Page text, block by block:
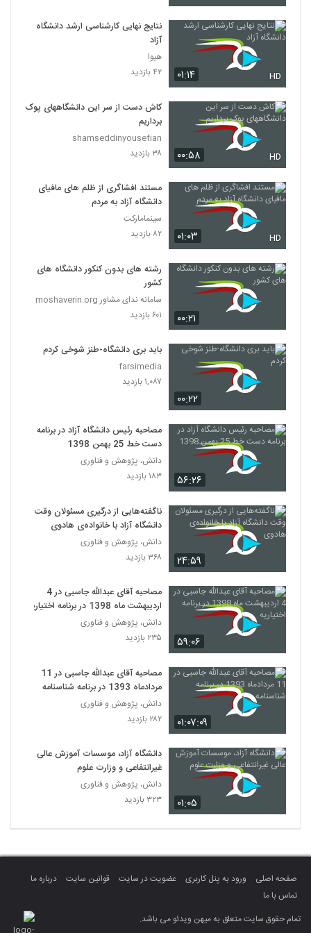
مصاحبه رئیس دانشگاه آزاد در برنامه دست خط
۰۱:۱۴ HD
نتایج نهایی کارشناسی ارشد دانشگاه
آزاد
هیوا
۴۲ بازدید
۰۰:۵۸ HD
کاش دست از سر این دانشگاههای پوک
برداریم
shamseddinyousefian
۳۸ بازدید
۰۱:۰۳ HD
مستند افشاگری از ظلم های مافیای
دانشگاه آزاد به مردم
سینمامارکت
۸۲ بازدید
۰۰:۲۱
رشته های بدون کنکور دانشگاه های
کشور
سامانه ندای مشاور moshaverin.org
۶۰۱ بازدید
۰۰:۲۲
باید بری دانشگاه-طنز شوخی کردم
farsimedia
۱,۰۸۷ بازدید
۵۶:۲۶
مصاحبه رئیس دانشگاه آزاد در برنامه
دست خط 25 بهمن 1398
دانش، پژوهش و فناوری
۱۸۳ بازدید
۲۴:۵۹
ناگفته‌هایی از درگیری مسئولان وقت
دانشگاه آزاد با خانواده‌ی هادوی
دانش، پژوهش و فناوری
۳۶۸ بازدید
۵۹:۰۶
مصاحبه آقای عبدالله جاسبی در 4
اردیبهشت ماه 1398 در برنامه اختیاریه
دانش، پژوهش و فناوری
۲۳۵ بازدید
۰۱:۰۷:۰۹
مصاحبه آقای عبدالله جاسبی در 11
مردادماه 1393 در برنامه شناسنامه
دانش، پژوهش و فناوری
۲۸۲ بازدید
۰۱:۰۵
دانشگاه آزاد، موسسات آموزش عالی
غیرانتفاعی و وزارت علوم
دانش، پژوهش و فناوری
۳۲۳ بازدید
صفحه اصلی ورود به پنل کاربری عضویت در سایت قوانین سایت
درباره ما
تماس با ما
تمام حقوق سایت متعلق به میهن ویدئو می باشد.